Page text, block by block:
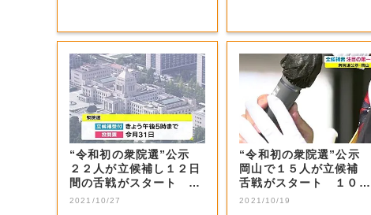
“令和初の衆院選”公示
２２人が立候補し１２日
間の舌戦がスタート １
０月３１日投...
2021/10/27
“令和初の衆院選”公示
岡山で１５人が立候補
舌戦がスタート １０月
３１日投票【...
2021/10/19